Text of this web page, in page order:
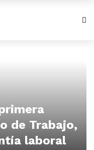
de Trabajo,
laboral